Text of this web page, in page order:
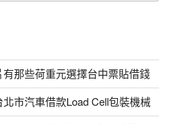
那些荷重元選擇台中票貼借錢
市汽車借款Load Cell包裝機械